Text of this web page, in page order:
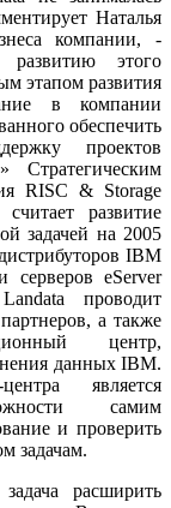
Наталья
компании, -
этого
этапом развития
в компании
обеспечить
проектов
Стратегическим
RISC & Storage
развитие
задачей на 2005
IBM
eServer
проводит
а также
центр,
данных IBM.
является
самим
и проверить
задачам.
расширить